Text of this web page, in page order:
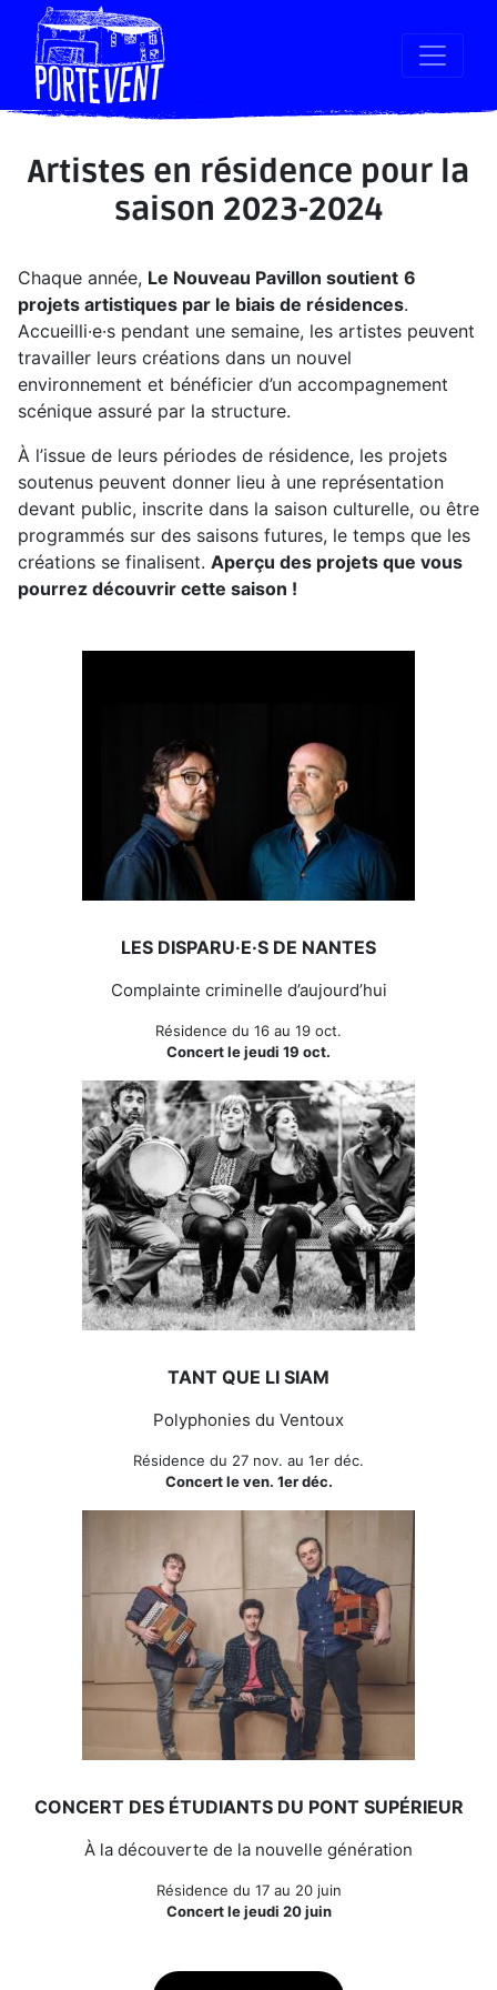
Artistes en résidence pour la
saison 2023-2024
Chaque année, Le Nouveau Pavillon soutient 6
projets artistiques par le biais de résidences.
Accueilli·e·s pendant une semaine, les artistes peuvent
travailler leurs créations dans un nouvel
environnement et bénéficier d’un accompagnement
scénique assuré par la structure.
À l’issue de leurs périodes de résidence, les projets
soutenus peuvent donner lieu à une représentation
devant public, inscrite dans la saison culturelle, ou être
programmés sur des saisons futures, le temps que les
créations se finalisent. Aperçu des projets que vous
pourrez découvrir cette saison !
LES DISPARU·E·S DE NANTES
Complainte criminelle d’aujourd’hui
Résidence du 16 au 19 oct.
Concert le jeudi 19 oct.
TANT QUE LI SIAM
Polyphonies du Ventoux
Résidence du 27 nov. au 1er déc.
Concert le ven. 1er déc.
CONCERT DES ÉTUDIANTS DU PONT SUPÉRIEUR
À la découverte de la nouvelle génération
Résidence du 17 au 20 juin
Concert le jeudi 20 juin